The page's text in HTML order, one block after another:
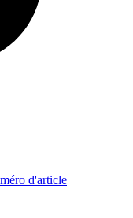
d'article